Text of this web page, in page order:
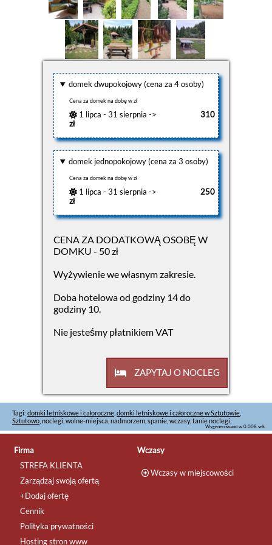
domek dwupokojowy (cena za 4 osoby)
Cena za domek na dobę w zł
1 lipca - 31 sierpnia ->
310
zł
domek jednopokojowy (cena za 3 osoby)
Cena za domek na dobę w zł
1 lipca - 31 sierpnia ->
250
zł
CENA ZA DODATKOWĄ OSOBĘ W
DOMKU - 50 zł
Wyżywienie we własnym zakresie.
Doba hotelowa od godziny 14 do
godziny 10.
Nie jesteśmy płatnikiem VAT
ZAPYTAJ O NOCLEG
Tagi: domki letniskowe i całoroczne domki letniskowe i całoroczne w Sztutowie
Sztutowo , noclegi, wolne-miejsca, nadmorzem, spanie, wczasy, tanie noclegi,
Wygenerowano w 0.008 sek.
Firma
STREFA KLIENTA
Zarządzaj swoją ofertą
+Dodaj ofertę
Cennik
Polityka prywatności
Hosting stron www
Wczasy
Wczasy w miejscowości